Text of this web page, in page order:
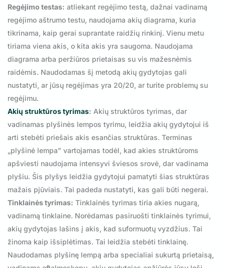
Regėjimo testas: atliekant regėjimo testą, dažnai vadinamą
regėjimo aštrumo testu, naudojama akių diagrama, kuria
tikrinama, kaip gerai suprantate raidžių rinkinį. Vienu metu
tiriama viena akis, o kita akis yra saugoma. Naudojama
diagrama arba peržiūros prietaisas su vis mažesnėmis
raidėmis. Naudodamas šį metodą akių gydytojas gali
nustatyti, ar jūsų regėjimas yra 20/20, ar turite problemų su
regėjimu.
Akių struktūros tyrimas: Akių struktūros tyrimas, dar
vadinamas plyšinės lempos tyrimu, leidžia akių gydytojui iš
arti stebėti priešais akis esančias struktūras. Terminas
„plyšinė lempa” vartojamas todėl, kad akies struktūroms
apšviesti naudojama intensyvi šviesos srovė, dar vadinama
plyšiu. Šis plyšys leidžia gydytojui pamatyti šias struktūras
mažais pjūviais. Tai padeda nustatyti, kas gali būti negerai.
Tinklainės tyrimas: Tinklainės tyrimas tiria akies nugarą,
vadinamą tinklaine. Norėdamas pasiruošti tinklainės tyrimui,
akių gydytojas lašins į akis, kad suformuotų vyzdžius. Tai
žinoma kaip išsiplėtimas. Tai leidžia stebėti tinklainę.
Naudodamas plyšinę lempą arba specialiai sukurtą prietaisą,